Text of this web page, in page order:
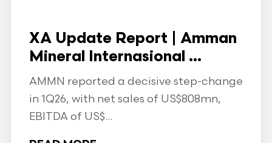
XA Update Report | Amman
Mineral Internasional ...
AMMN reported a decisive step-change
in 1Q26, with net sales of US$808mn,
EBITDA of US$...